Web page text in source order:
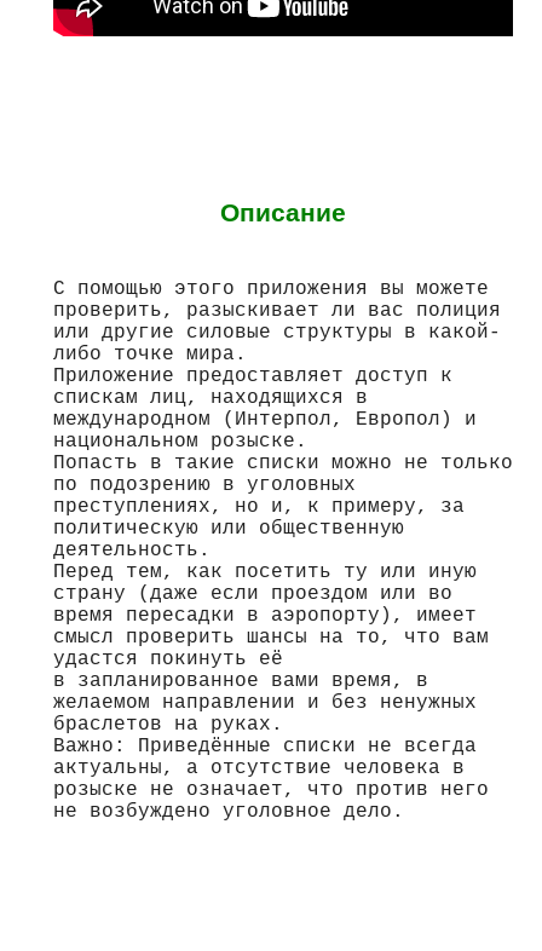
Описание
С помощью этого приложения вы можете
проверить, разыскивает ли вас полиция
или другие силовые структуры в какой-
либо точке мира.
Приложение предоставляет доступ к
спискам лиц, находящихся в
международном (Интерпол, Европол) и
национальном розыске.
Попасть в такие списки можно не только
по подозрению в уголовных
преступлениях, но и, к примеру, за
политическую или общественную
деятельность.
Перед тем, как посетить ту или иную
страну (даже если проездом или во
время пересадки в аэропорту), имеет
смысл проверить шансы на то, что вам
удастся покинуть её
в запланированное вами время, в
желаемом направлении и без ненужных
браслетов на руках.
Важно: Приведённые списки не всегда
актуальны, а отсутствие человека в
розыске не означает, что против него
не возбуждено уголовное дело.